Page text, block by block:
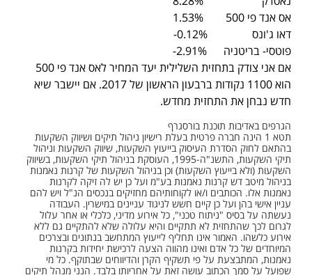
אס אנד פי 500 1.53%
דאו ג'ונס 0.12%-
פוטסי- בריטניה 2.91%-
אם אני צודק בתחזית השלילית יעד המחיר לאס אנד פי 500
הוא 1100 נקודות ברבעון הראשון של 2017. אם יישבר שיא
חדש נבחן את התחזית מחדש.
הגרפים באדיבות תוכנת בורסגרף
תטא 1 הינה חברה פרטית בעלת רישיון ניהול תיקים ושיווק השקעות
בהתאם לחוק הסדרת העיסוק בייעוץ השקעות, שיווק השקעות וניהול
תיקי השקעות, התשנ"ה-1995, העוסקת בניהול תיקי השקעות, בשיווק
השקעות (ולא בייעוץ השקעות) וכן בניהול השקעות של קרנות נאמנות
בניהול מיטב דש קרנות נאמנות בע"מ ועל כן יש לה זיקה לקרנות
נאמנות אלו. הכותבים ו/או לקוחותיהם מחזיקים בנכסים הנ"ל ויש להם
עניין אישי בהן ועל כן קיים חשש לניגוד עניינים במישרין. העבודה
נעשתה על בסיס "ניתוח טכני", כל אירוע מדיני, כלכלי או אחר עלול
לגרום לכך שהתחזית לא תתקיים והיא עלולה שלא להתקיים גם ללא
אירוע כלשהו. האמור אינו תחליף לייעוץ המתחשב בנתונים ובצרכים
המיוחדים של כל אדם ואינו מהווה הצעה לרכישת יחידות בקרנות
נאמנות, המתבצעת על פי תשקיף הקרן והדיווחים שבתוקף. כל מי
שפועל על סמך הכתוב עושה זאת על אחריותו בלבד. הנני מנהל תיקים